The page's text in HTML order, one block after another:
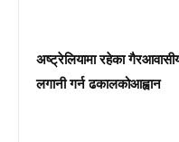
अष्ट्रेलियामा रहेका
लगानी गर्न ढकालकोआह्वान